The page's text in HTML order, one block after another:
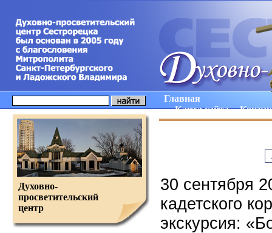
Главная
Карта сайта
30 сентября
кадетского
экскурсия:
Духовно-
просветительский
центр